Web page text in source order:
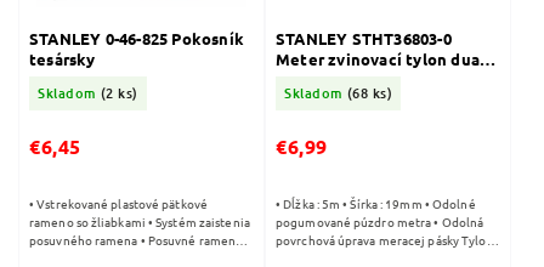
STANLEY 0-46-825 Pokosník
tesársky
Skladom (2 ks)
€6,45
• Vstrekované plastové pätkové
rameno so žliabkami • Systém zaistenia
posuvného ramena • Posuvné rameno z
STANLEY STHT36803-0
Meter zvinovací tylon dual
Skladom (68 ks)
€6,99
• Dĺžka : 5m • Šírka : 19mm • Odolné
pogumované púzdro metra • Odolná
povrchová úprava meracej pásky Tylon